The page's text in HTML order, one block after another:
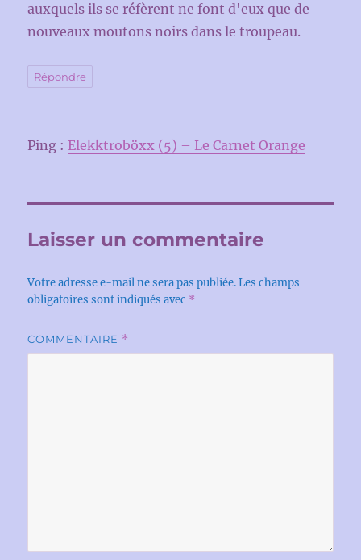
auxquels ils se réfèrent ne font d'eux que de
nouveaux moutons noirs dans le troupeau.
Répondre
Ping : Elekktroböxx (5) – Le Carnet Orange
Laisser un commentaire
Votre adresse e-mail ne sera pas publiée. Les champs
obligatoires sont indiqués avec *
COMMENTAIRE *